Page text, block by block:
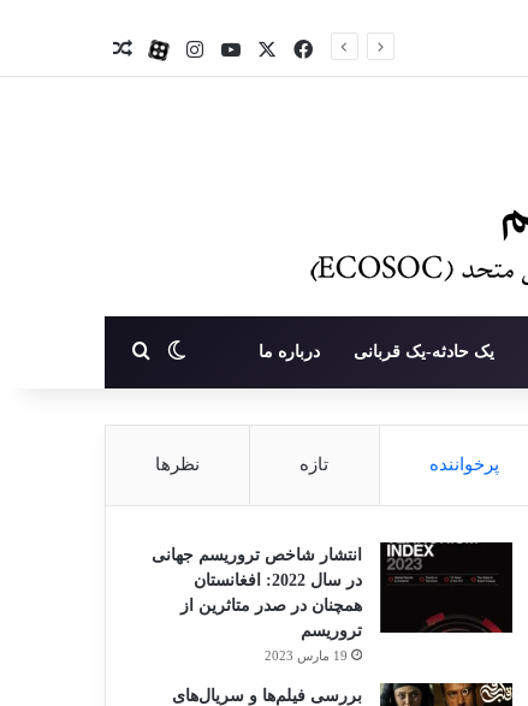
فیس بوکیوتیوباینستاگرام
آپاراتنوشته تصادفی
یک حادثه-یک قربانی درباره ما تغییر پوسته
جستجو برای
پرخواننده تازه نظرها
انتشار شاخص تروریسم جهانی
در سال 2022: افغانستان
همچنان در صدر متاثرین از
تروریسم
19 مارس 2023
بررسی فیلم‌ها و سریال‌های